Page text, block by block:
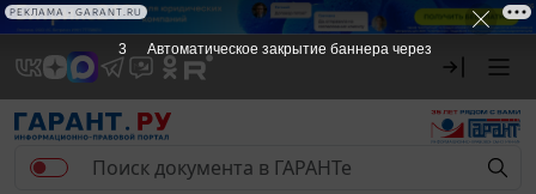
3 Автоматическое закрытие баннера через
РЕКЛАМА • GARANT.RU